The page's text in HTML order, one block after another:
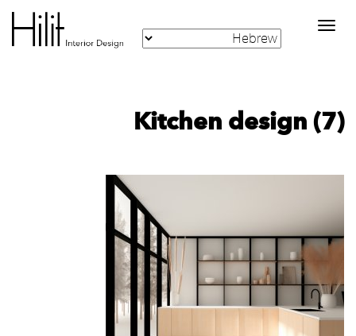
Toggle
navigation
Kitchen design (7)